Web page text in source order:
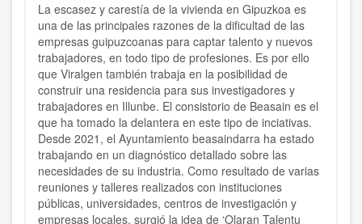
La escasez y carestía de la vivienda en Gipuzkoa es
una de las principales razones de la dificultad de las
empresas guipuzcoanas para captar talento y nuevos
trabajadores, en todo tipo de profesiones. Es por ello
que Viralgen también trabaja en la posibilidad de
construir una residencia para sus investigadores y
trabajadores en Illunbe. El consistorio de Beasain es el
que ha tomado la delantera en este tipo de inciativas.
Desde 2021, el Ayuntamiento beasaindarra ha estado
trabajando en un diagnóstico detallado sobre las
necesidades de su industria. Como resultado de varias
reuniones y talleres realizados con instituciones
públicas, universidades, centros de investigación y
empresas locales, surgió la idea de ‘Olaran Talentu